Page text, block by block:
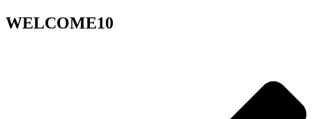
WELCOME10